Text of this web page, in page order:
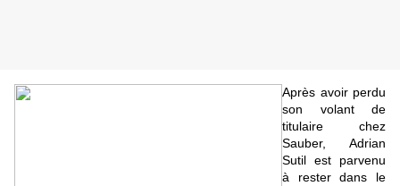
Après avoir perdu
son volant de
titulaire chez
Sauber, Adrian
Sutil est parvenu
à rester dans le